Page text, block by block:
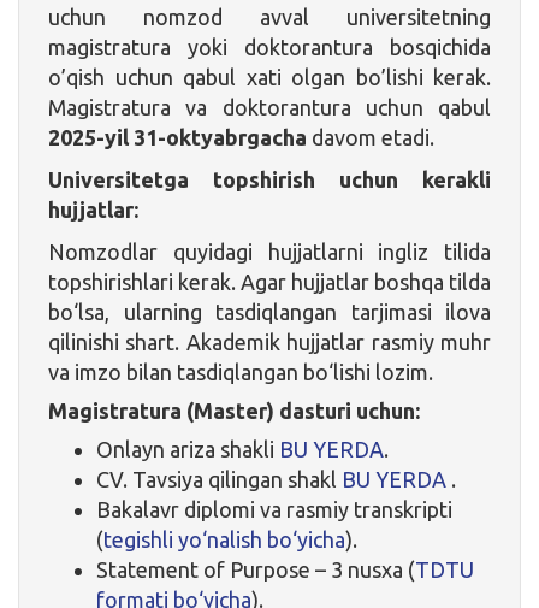
uchun nomzod avval universitetning
magistratura yoki doktorantura bosqichida
o’qish uchun qabul xati olgan bo’lishi kerak.
Magistratura va doktorantura uchun qabul
2025-yil 31-oktyabrgacha davom etadi.
Universitetga topshirish uchun kerakli
hujjatlar:
Nomzodlar quyidagi hujjatlarni ingliz tilida
topshirishlari kerak. Agar hujjatlar boshqa tilda
bo‘lsa, ularning tasdiqlangan tarjimasi ilova
qilinishi shart. Akademik hujjatlar rasmiy muhr
va imzo bilan tasdiqlangan bo‘lishi lozim.
Magistratura (Master) dasturi uchun:
Onlayn ariza shakli BU YERDA.
CV. Tavsiya qilingan shakl BU YERDA .
Bakalavr diplomi va rasmiy transkripti
(tegishli yo‘nalish bo‘yicha).
Statement of Purpose – 3 nusxa (TDTU
formati bo‘yicha).